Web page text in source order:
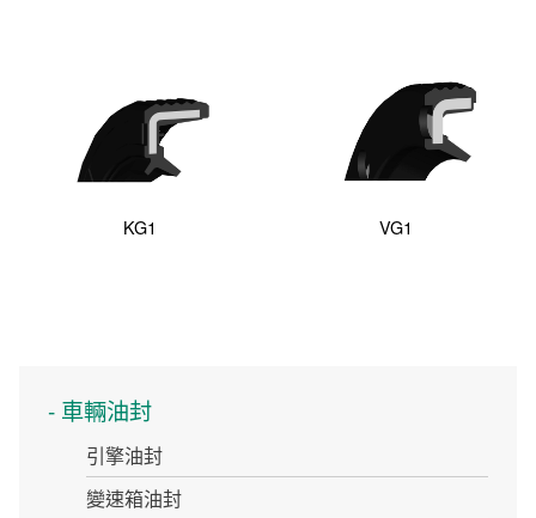
KG1 VG1
車輛油封
引擎油封
變速箱油封